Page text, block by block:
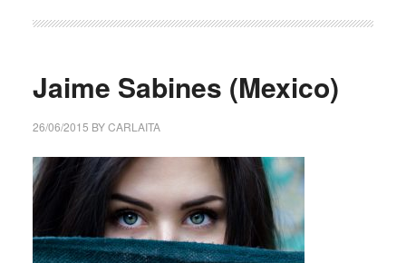
Jaime Sabines (Mexico)
26/06/2015 BYCARLAITA